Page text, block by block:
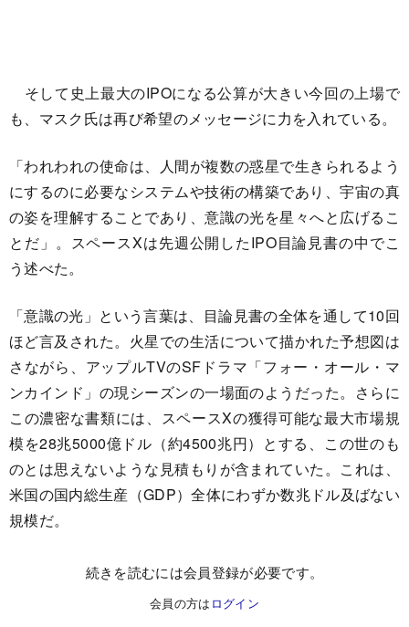
そして史上最大のIPOになる公算が大きい今回の上場で
も、マスク氏は再び希望のメッセージに力を入れている。
「われわれの使命は、人間が複数の惑星で生きられるよう
にするのに必要なシステムや技術の構築であり、宇宙の真
の姿を理解することであり、意識の光を星々へと広げるこ
とだ」。スペースXは先週公開したIPO目論見書の中でこ
う述べた。
「意識の光」という言葉は、目論見書の全体を通して10回
ほど言及された。火星での生活について描かれた予想図は
さながら、アップルTVのSFドラマ「フォー・オール・マ
ンカインド」の現シーズンの一場面のようだった。さらに
この濃密な書類には、スペースXの獲得可能な最大市場規
模を28兆5000億ドル（約4500兆円）とする、この世のも
のとは思えないような見積もりが含まれていた。これは、
米国の国内総生産（GDP）全体にわずか数兆ドル及ばない
規模だ。
続きを読むには会員登録が必要です。
会員の方は ログイン